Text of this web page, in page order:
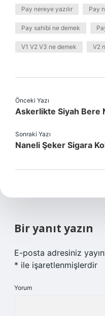
Pay nereye yazılır Pay
Pay sahibi ne demek
V1 V2 V3 ne demek V2
Önceki Yazı
Askerlikte Siyah Bere
Sonraki Yazı
Naneli Şeker Sigara
Bir yanıt yazın
E-posta adresiniz
* ile işaretlenmişlerdir
Yorum